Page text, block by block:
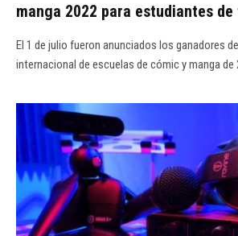
manga 2022 para estudiantes
El 1 de julio fueron anunciados los ganadores
internacional de escuelas de cómic y manga de